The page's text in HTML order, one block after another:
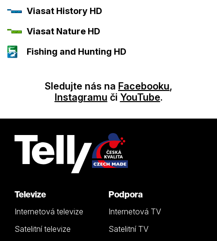
Viasat History HD
Viasat Nature HD
Fishing and Hunting HD
Sledujte nás na Facebooku,
Instagramu či YouTube.
Televize
Internetová televize
Satelitní televize
Podpora
Internetová TV
Satelitní TV